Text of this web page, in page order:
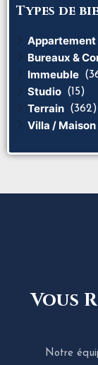
Types de
Appartement
Bureaux &
Immeuble
Studio (15)
Terrain (362)
Villa / Maison
Vous
Notre